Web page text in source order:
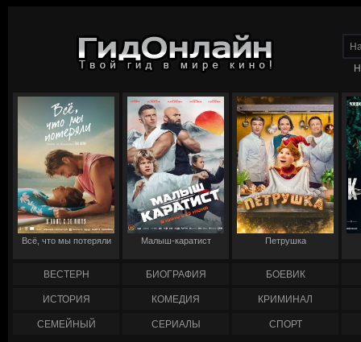
Всё, что мы потеряли Малыш-каратист Петрушка
ВЕСТЕРН БИОГРАФИЯ БОЕВИК
ИСТОРИЯ КОМЕДИЯ КРИМИНАЛ
СЕМЕЙНЫЙ СЕРИАЛЫ СПОРТ